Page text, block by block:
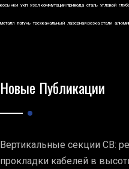
косынки укп узел коммутации привода сталь угловой
металл латунь трехканальный лазерная резка стали
Новые Публикации
Вертикальные секции СВ:
прокладки кабелей в